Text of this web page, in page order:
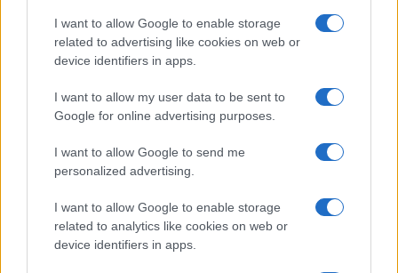
I want to allow Google to enable storage
related to advertising like cookies on web or
device identifiers in apps.
I want to allow my user data to be sent to
Google for online advertising purposes.
I want to allow Google to send me
personalized advertising.
I want to allow Google to enable storage
related to analytics like cookies on web or
device identifiers in apps.
A te telefonod megkapja a One UI 7
listája
2025.02.10| Android Police
Samsung az egyik leggyorsabb gyártó a nagyobb Android-
frissítések terén, és az Android 15-alapú One UI 7 sem
lesz kivétel. A vállalat tervei szerint 2025 első
negyedévének végére befejezi a frissítés kiadását.
Azonban nem minden Samsung telefon kapja meg az új
verziót.